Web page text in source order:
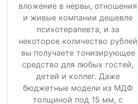
вложение в нервы, отношения
и живые компании дешевле
психотерапевта, и за
некоторое количество рублей
вы получаете тонизирующее
средство для любых гостей,
детей и коллег. Даже
бюджетные модели из МДФ
толщиной под 15 мм, с